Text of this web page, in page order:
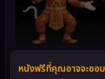
หนังฟรีที่คุณอาจจะชอบ